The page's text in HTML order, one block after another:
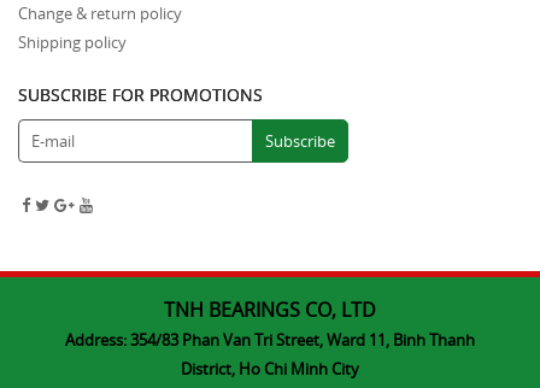
Change & return policy
Shipping policy
SUBSCRIBE FOR PROMOTIONS
TNH BEARINGS CO, LTD
Address: 354/83 Phan Van Tri Street, Ward 11, Binh Thanh
District, Ho Chi Minh City